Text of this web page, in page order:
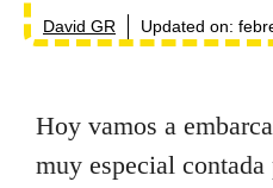
David GR Updated on:
Hoy vamos a
muy especial